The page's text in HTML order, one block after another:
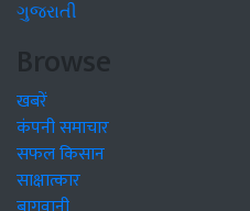
ગુજરાતી
Browse
खबरें
कंपनी समाचार
सफल किसान
साक्षात्कार